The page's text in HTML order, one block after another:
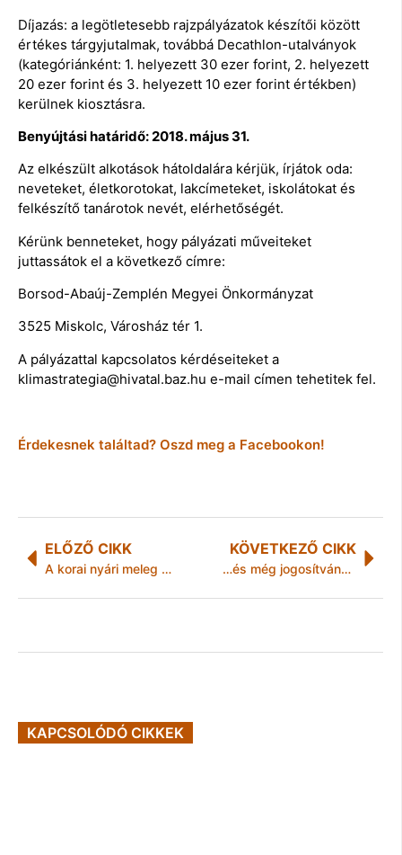
Díjazás: a legötletesebb rajzpályázatok készítői között
értékes tárgyjutalmak, továbbá Decathlon-utalványok
(kategóriánként: 1. helyezett 30 ezer forint, 2. helyezett
20 ezer forint és 3. helyezett 10 ezer forint értékben)
kerülnek kiosztásra.
Benyújtási határidő: 2018. május 31.
Az elkészült alkotások hátoldalára kérjük, írjátok oda:
neveteket, életkorotokat, lakcímeteket, iskolátokat és
felkészítő tanárotok nevét, elérhetőségét.
Kérünk benneteket, hogy pályázati műveiteket
juttassátok el a következő címre:
Borsod-Abaúj-Zemplén Megyei Önkormányzat
3525 Miskolc, Városház tér 1.
A pályázattal kapcsolatos kérdéseiteket a
klimastrategia@hivatal.baz.hu e-mail címen tehetitek fel.
Érdekesnek találtad? Oszd meg a Facebookon!
ELŐZŐ CIKK
A korai nyári meleg miatt megnőtt az erdőtűz kockázat
KÖVETKEZŐ CIKK
…és még jogosítványa sem volt
KAPCSOLÓDÓ CIKKEK